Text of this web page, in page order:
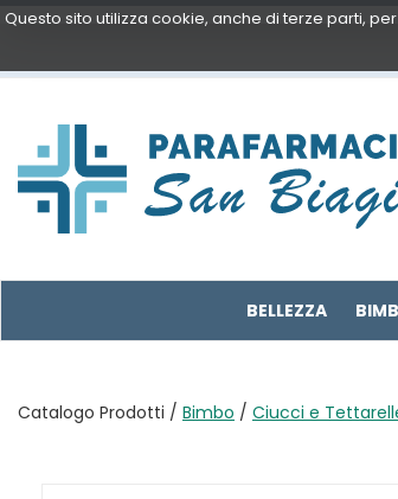
Passa
principale
Questo sito utilizza cookie, anche di terze parti,
San
Biagio
BELLEZZA
Catalogo Prodotti / Bimbo / Ciucci e